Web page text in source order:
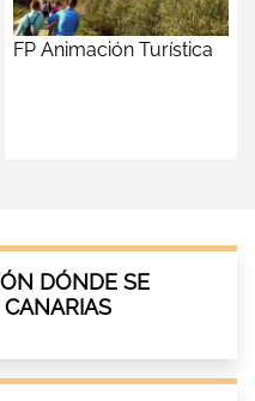
FP Animación Turística
DÓNDE SE